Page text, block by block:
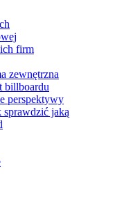
firm
zewnętrzna
billboardu
perspektywy
jaką